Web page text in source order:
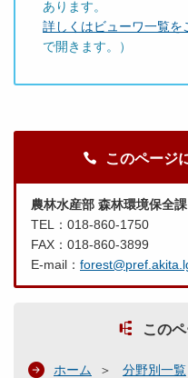
あります。
詳しくはビューワ一覧を
で開きます。）
このページ
農林水産部 森林環境保全課
TEL：018-860-1750
FAX：018-860-3899
E-mail：
この
ホーム 分野別一覧